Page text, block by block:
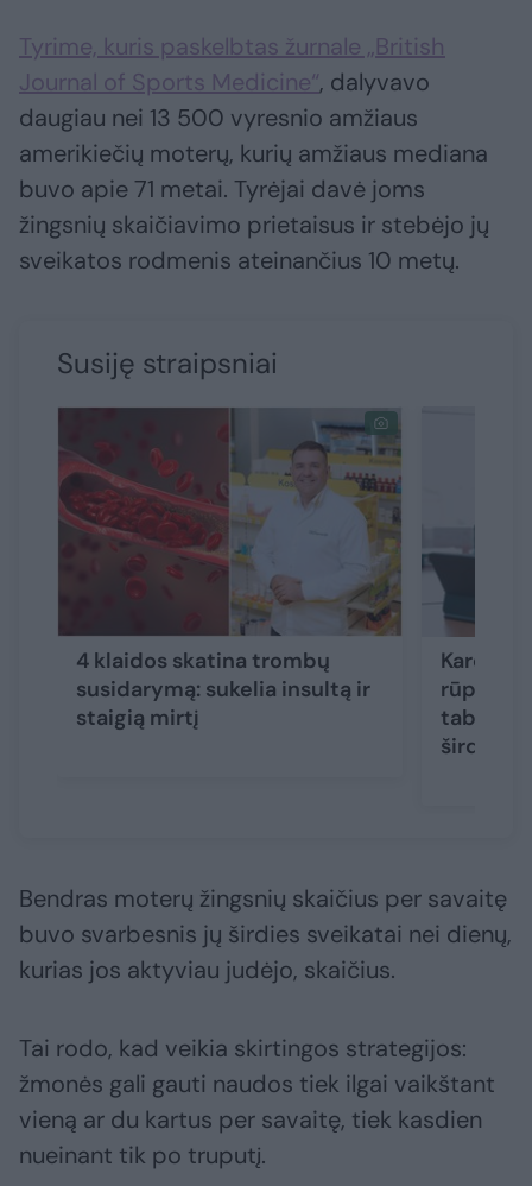
Tyrime, kuris paskelbtas žurnale „British
Journal of Sports Medicine“, dalyvavo
daugiau nei 13 500 vyresnio amžiaus
amerikiečių moterų, kurių amžiaus mediana
buvo apie 71 metai. Tyrėjai davė joms
žingsnių skaičiavimo prietaisus ir stebėjo jų
sveikatos rodmenis ateinančius 10 metų.
Susiję straipsniai
4 klaidos skatina trombų
susidarymą: sukelia insultą ir
staigią mirtį
rūpinasi
tabletės
širdį
Bendras moterų žingsnių skaičius per savaitę
buvo svarbesnis jų širdies sveikatai nei dienų,
kurias jos aktyviau judėjo, skaičius.
Tai rodo, kad veikia skirtingos strategijos:
žmonės gali gauti naudos tiek ilgai vaikštant
vieną ar du kartus per savaitę, tiek kasdien
nueinant tik po truputį.